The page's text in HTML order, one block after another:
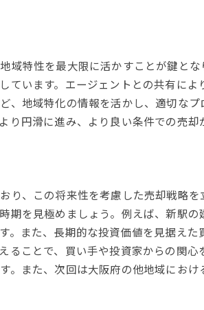
インフラ整備と市場への影響
近隣エリアからの影響を把握
地域経済の動向と不動産市場の関連性
エリア内の競合分析と差別化ポイント
地域のニーズに応える物件改良
地域情報の提供で信頼を築く
エリア専門の不動産エージェントの活
域特性を最大限に活かすことが鍵と
ています。エージェントとの共有に
、地域特化の情報を活かし、適切な
円滑に進み、より良い条件での売却
り、この将来性を考慮した売却戦略
期を見極めましょう。例えば、新駅
。また、長期的な投資価値を見据え
ることで、買い手や投資家からの関
。また、次回は大阪府の他地域にお